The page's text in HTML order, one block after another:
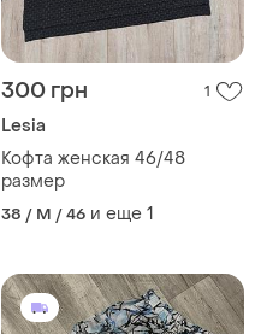
300 грн 1
Lesia
Кофта женская 46/48
размер
38 / M / 46 и еще 1